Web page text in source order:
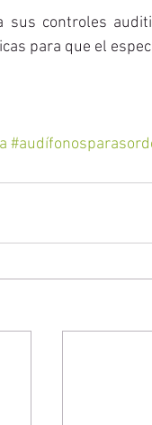
sus controles
para que el